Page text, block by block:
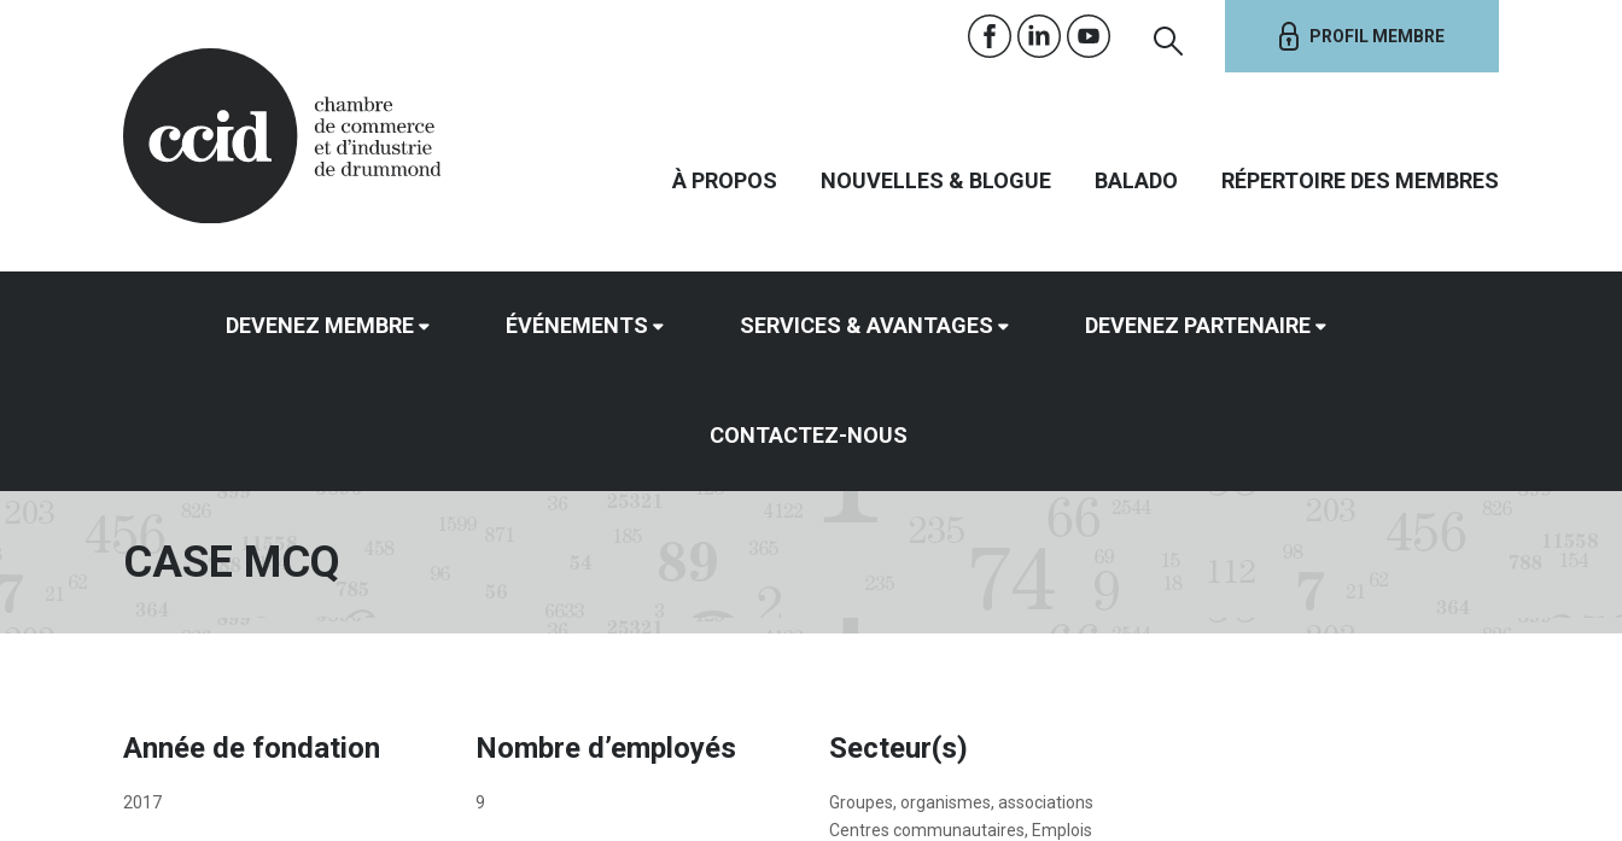
PROFIL MEMBRE
À PROPOS NOUVELLES & BLOGUE BALADO RÉPERTOIRE DES MEMBRES
DEVENEZ MEMBRE ÉVÉNEMENTS SERVICES & AVANTAGES DEVENEZ PARTENAIRE
CONTACTEZ-NOUS
CASE MCQ
Année de fondation
2017
Nombre d’employés
9
Secteur(s)
Groupes, organismes, associations
Centres communautaires, Emplois